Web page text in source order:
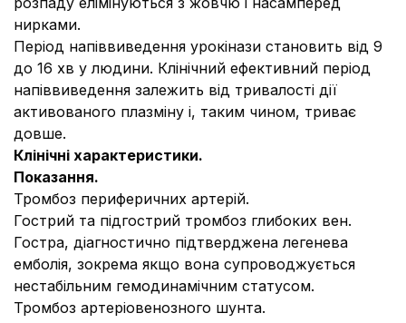
нирками.
Період напіввиведення урокінази становить від 9
до 16 хв у людини. Клінічний ефективний період
напіввиведення залежить від тривалості дії
активованого плазміну і, таким чином, триває
довше.
Клінічні характеристики.
Показання.
Тромбоз периферичних артерій.
Гострий та підгострий тромбоз глибоких вен.
Гостра, діагностично підтверджена легенева
емболія, зокрема якщо вона супроводжується
нестабільним гемодинамічним статусом.
Тромбоз артеріовенозного шунта.